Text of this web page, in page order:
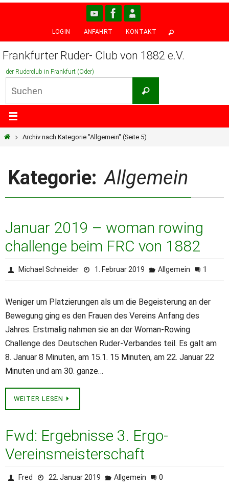
LOGIN ANFAHRT KONTAKT
Frankfurter Ruder- Club von 1882 e.V.
der Ruderclub in Frankfurt (Oder)
Suchen
StartArchiv nach Kategorie "Allgemein" (Seite 5)
Kategorie: Allgemein
Januar 2019 – woman rowing
challenge beim FRC von 1882
Michael Schneider 1. Februar 2019 Allgemein 1
Weniger um Platzierungen als um die Begeisterung an der
Bewegung ging es den Frauen des Vereins Anfang des
Jahres. Erstmalig nahmen sie an der Woman-Rowing
Challenge des Deutschen Ruder-Verbandes teil. Es galt am
8. Januar 8 Minuten, am 15.1. 15 Minuten, am 22. Januar 22
Minuten und am 30. ganze…
WEITER LESEN
Fwd: Ergebnisse 3. Ergo-
Vereinsmeisterschaft
Fred 22. Januar 2019 Allgemein 0